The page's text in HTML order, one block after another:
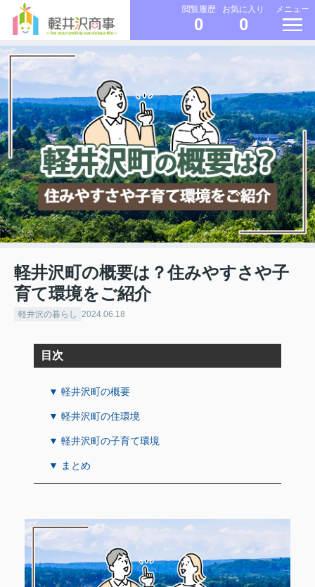
閲覧履歴
0
お気に入り
0
メニュー
軽井沢町の概要は？住みやすさや子
育て環境をご紹介
軽井沢の暮らし 2024.06.18
目次
▼ 軽井沢町の概要
▼ 軽井沢町の住環境
▼ 軽井沢町の子育て環境
▼ まとめ